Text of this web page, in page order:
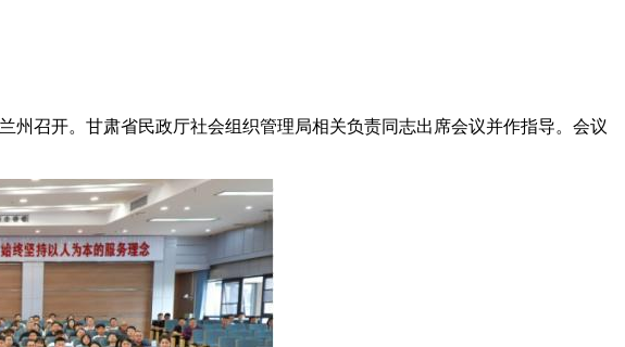
召开。甘肃省民政厅社会组织管理局相关负责同志出席会议并作指导。会议